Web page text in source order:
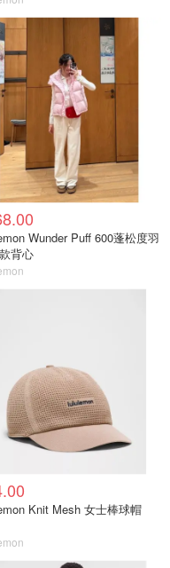
600蓬松度羽
背心
Knit Mesh 女士棒球帽